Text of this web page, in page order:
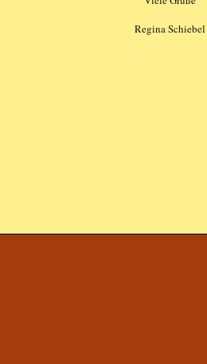
Regina Schiebel